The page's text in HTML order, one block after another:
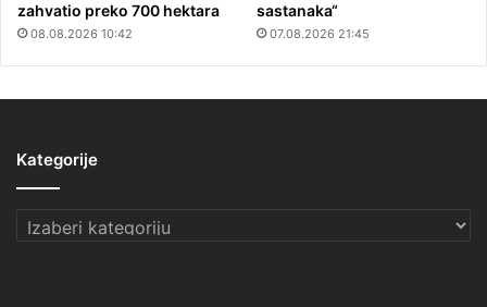
zahvatio preko 700 hektara
08.08.2026 10:42
sastanaka“
07.08.2026 21:45
Kategorije
Kategorije